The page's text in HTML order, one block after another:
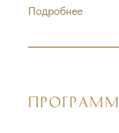
Подробнее